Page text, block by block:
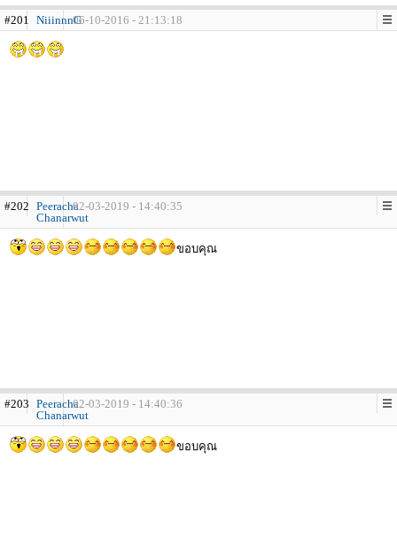
#201 NiiinnnG06-10-2016 - 21:13:18
#202 Peeracha
Chanarwut
02-03-2019 - 14:40:35
ขอบคุณ
#203 Peeracha
Chanarwut
02-03-2019 - 14:40:36
ขอบคุณ